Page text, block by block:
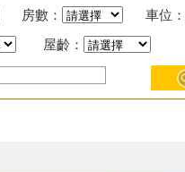
房數： 車位：
屋齡：